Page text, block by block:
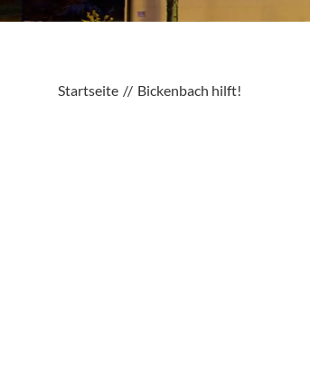
Startseite Bickenbach hilft!